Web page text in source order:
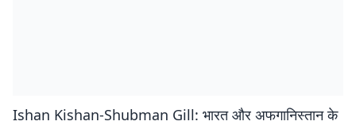
Ishan Kishan-Shubman Gill: भारत और अफगानिस्तान के